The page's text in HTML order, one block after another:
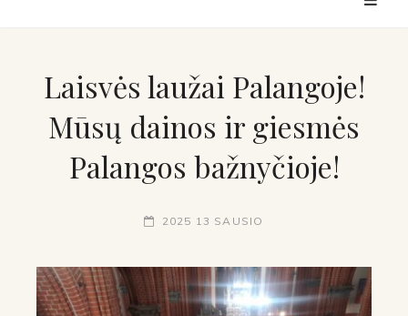
Laisvės laužai Palangoje!
Mūsų dainos ir giesmės
Palangos bažnyčioje!
2025 13 SAUSIO